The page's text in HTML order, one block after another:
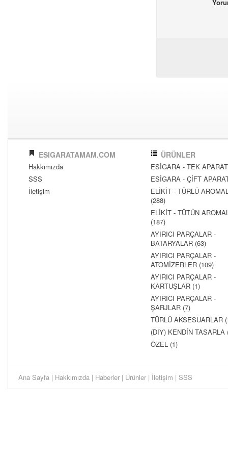
ESIGARATAMAM.COM
Hakkımızda
SSS
İletişim
ÜRÜNLER
ESİGARA - TEK
ESİGARA - ÇİFT
ELİKİT - TÜRLÜ
(288)
ELİKİT - TÜTÜN
(187)
AYIRICI PARÇALAR -
BATARYALAR (63)
AYIRICI PARÇALAR -
ATOMİZERLER (109)
AYIRICI PARÇALAR -
KARTUŞLAR (1)
AYIRICI PARÇALAR -
ŞARJLAR (7)
TÜRLÜ AKSESUARLAR
(DIY) KENDİN TASARLA
ÖZEL (1)
Ana Sayfa | Hakkımızda | Haberler | Ürünler | İletişim | SSS